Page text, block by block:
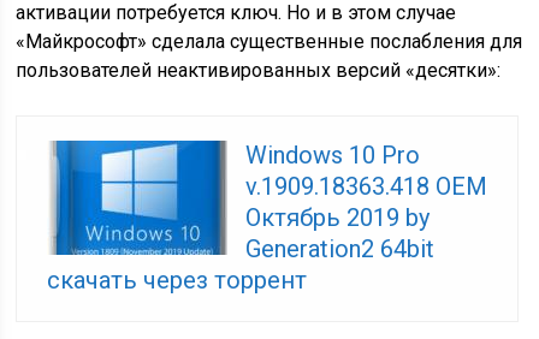
активации потребуется ключ. Но и в этом случае
«Майкрософт» сделала существенные послабления для
пользователей неактивированных версий «десятки»:
Windows 10 Pro
v.1909.18363.418 OEM
Октябрь 2019 by
Generation2 64bit
скачать через торрент